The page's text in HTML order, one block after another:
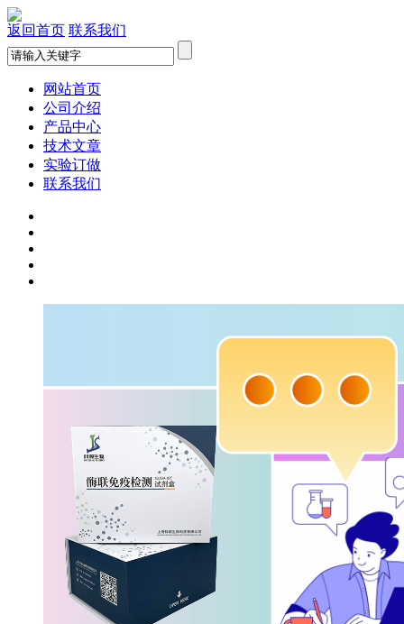
返回首页 联系我们
网站首页
公司介绍
产品中心
技术文章
实验订做
联系我们